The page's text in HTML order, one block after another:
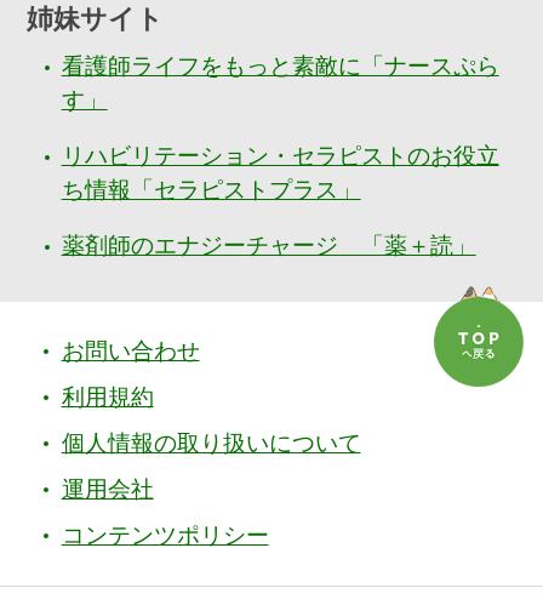
姉妹サイト
看護師ライフをもっと素敵に「ナースぷら
す」
リハビリテーション・セラピストのお役立
ち情報「セラピストプラス」
薬剤師のエナジーチャージ 「薬＋読」
お問い合わせ
利用規約
個人情報の取り扱いについて
運用会社
コンテンツポリシー